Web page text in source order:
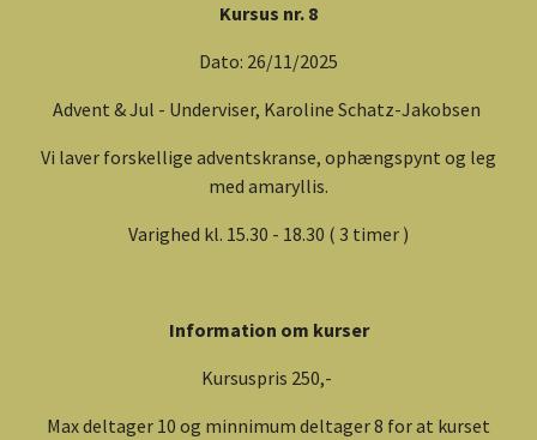
Kursus nr. 8
Dato: 26/11/2025
Advent & Jul - Underviser, Karoline Schatz-Jakobsen
Vi laver forskellige adventskranse, ophængspynt og leg
med amaryllis.
Varighed kl. 15.30 - 18.30 ( 3 timer )
Information om kurser
Kursuspris 250,-
Max deltager 10 og minnimum deltager 8 for at kurset